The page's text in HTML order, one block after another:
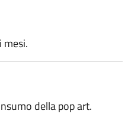
mesi.
della pop art.